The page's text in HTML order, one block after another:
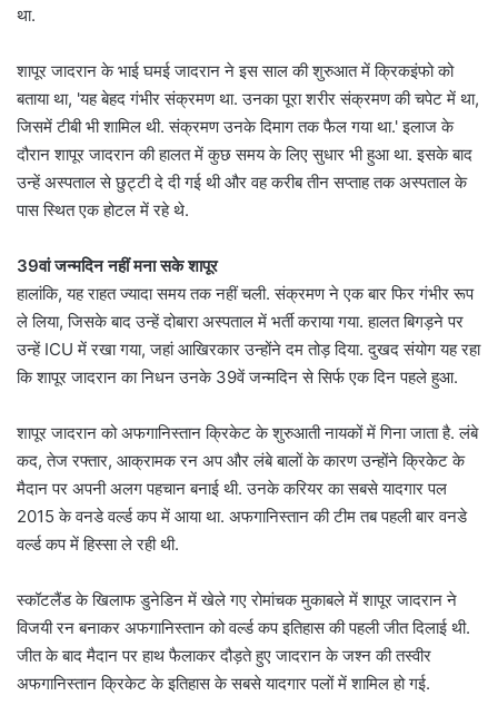
था.
शापूर जादरान के भाई घमई जादरान ने इस साल की शुरुआत में क्रिकइंफो को
बताया था, 'यह बेहद गंभीर संक्रमण था. उनका पूरा शरीर संक्रमण की चपेट में था,
जिसमें टीबी भी शामिल थी. संक्रमण उनके दिमाग तक फैल गया था.' इलाज के
दौरान शापूर जादरान की हालत में कुछ समय के लिए सुधार भी हुआ था. इसके बाद
उन्हें अस्पताल से छुट्टी दे दी गई थी और वह करीब तीन सप्ताह तक अस्पताल के
पास स्थित एक होटल में रहे थे.
39वां जन्मदिन नहीं मना सके शापूर
हालांकि, यह राहत ज्यादा समय तक नहीं चली. संक्रमण ने एक बार फिर गंभीर रूप
ले लिया, जिसके बाद उन्हें दोबारा अस्पताल में भर्ती कराया गया. हालत बिगड़ने पर
उन्हें ICU में रखा गया, जहां आखिरकार उन्होंने दम तोड़ दिया. दुखद संयोग यह रहा
कि शापूर जादरान का निधन उनके 39वें जन्मदिन से सिर्फ एक दिन पहले हुआ.
शापूर जादरान को अफगानिस्तान क्रिकेट के शुरुआती नायकों में गिना जाता है. लंबे
कद, तेज रफ्तार, आक्रामक रन अप और लंबे बालों के कारण उन्होंने क्रिकेट के
मैदान पर अपनी अलग पहचान बनाई थी. उनके करियर का सबसे यादगार पल
2015 के वनडे वर्ल्ड कप में आया था. अफगानिस्तान की टीम तब पहली बार वनडे
वर्ल्ड कप में हिस्सा ले रही थी.
स्कॉटलैंड के खिलाफ डुनेडिन में खेले गए रोमांचक मुकाबले में शापूर जादरान ने
विजयी रन बनाकर अफगानिस्तान को वर्ल्ड कप इतिहास की पहली जीत दिलाई थी.
जीत के बाद मैदान पर हाथ फैलाकर दौड़ते हुए जादरान के जश्न की तस्वीर
अफगानिस्तान क्रिकेट के इतिहास के सबसे यादगार पलों में शामिल हो गई.